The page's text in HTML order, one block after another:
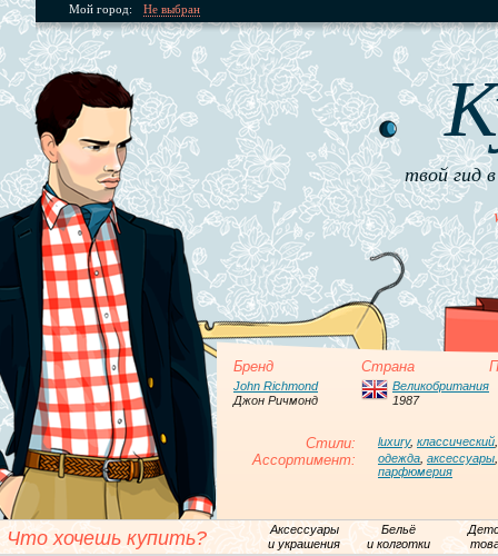
Мой город: Не выбран
твой гид
Бренд Страна
John Richmond
Джон Ричмонд
Великобритания
1987
Стили: luxury, классический
Ассортимент: одежда аксессуары
парфюмерия
Что хочешь купить?
Аксессуары
и украшения
Бельё
и колготки